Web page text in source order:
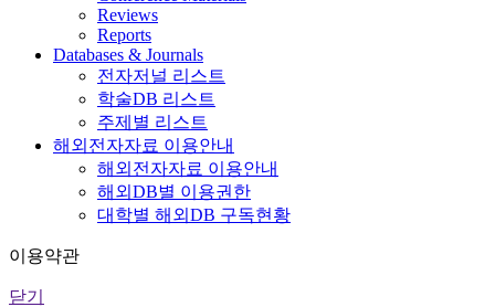
Reviews
Reports
Databases & Journals
전자저널 리스트
학술DB 리스트
주제별 리스트
해외전자자료 이용안내
해외전자자료 이용안내
해외DB별 이용권한
대학별 해외DB 구독현황
이용약관
닫기